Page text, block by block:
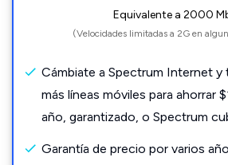
Equivalente a 2000
(Velocidades limitadas a 2G en
Cámbiate a Spectrum Internet y
más líneas móviles para ahorrar
año, garantizado, o Spectrum
Garantía de precio por varios